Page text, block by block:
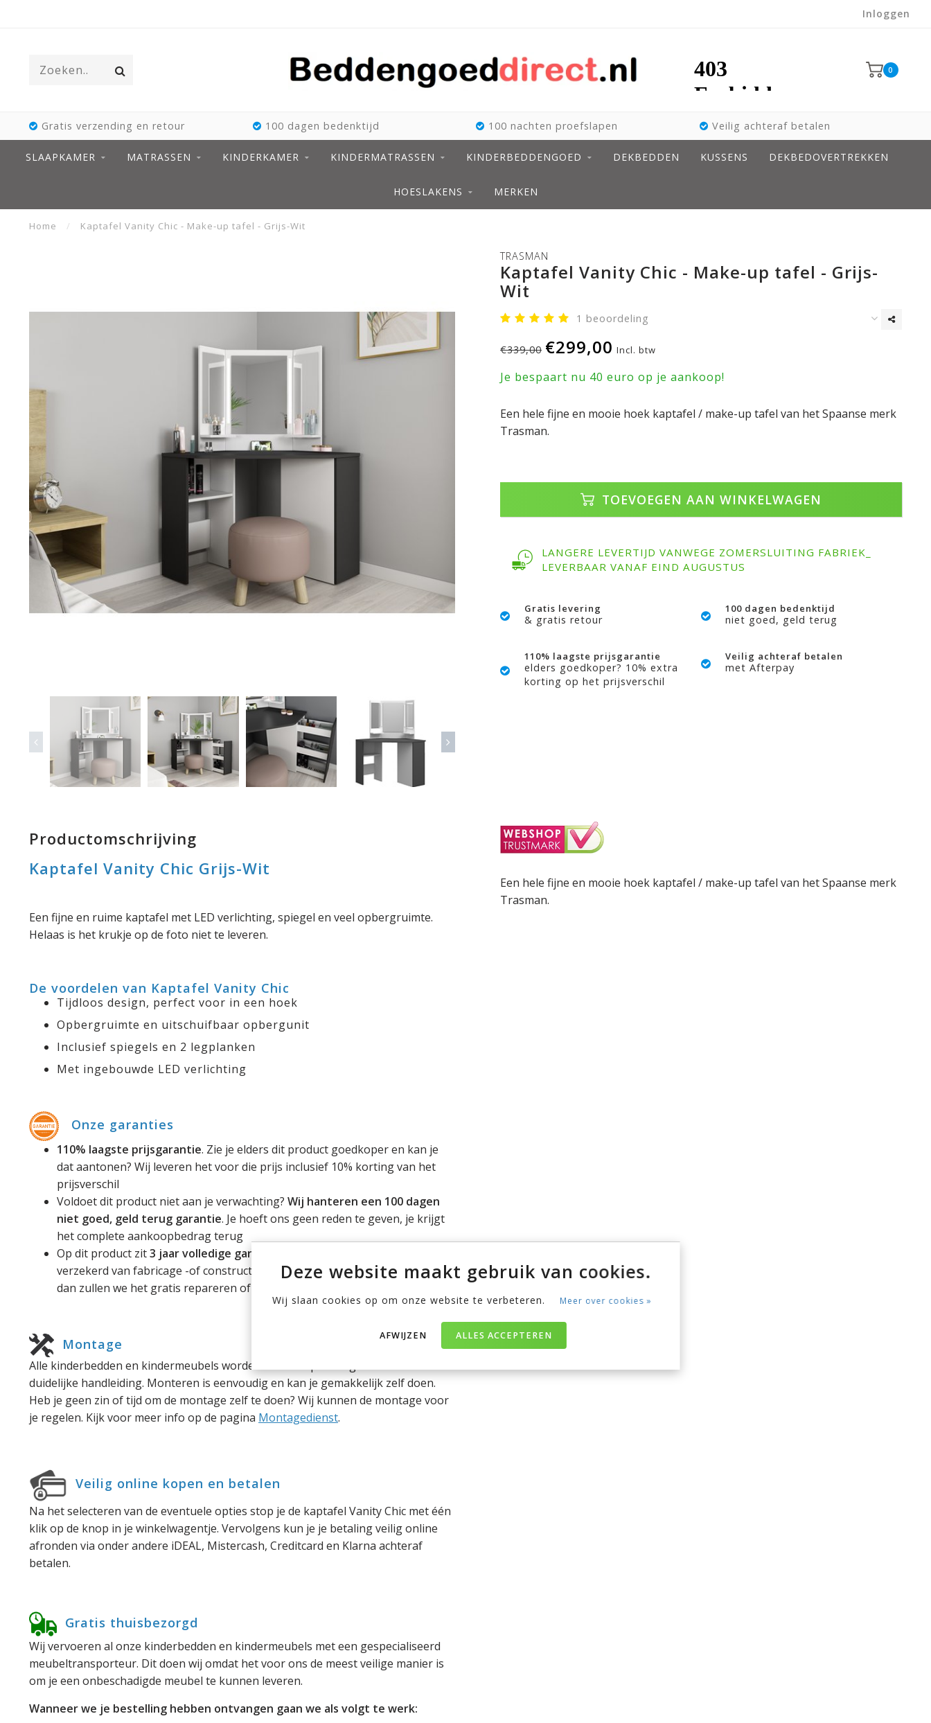
Inloggen
0
Gratis verzending en retour 100 dagen bedenktijd 100 nachten proefslapen Veilig achteraf betalen
SLAAPKAMER MATRASSEN KINDERKAMER KINDERMATRASSEN KINDERBEDDENGOED DEKBEDDEN KUSSENS DEKBEDOVERTREKKEN
HOESLAKENS MERKEN
Home / Kaptafel Vanity Chic - Make-up tafel - Grijs-Wit
TRASMAN
Kaptafel Vanity Chic - Make-up tafel - Grijs-
Wit
1 beoordeling
€339,00 €299,00 Incl. btw
Je bespaart nu 40 euro op je aankoop!
Een hele fijne en mooie hoek kaptafel / make-up tafel van het Spaanse merk
Trasman.
TOEVOEGEN AAN WINKELWAGEN
LANGERE LEVERTIJD VANWEGE ZOMERSLUITING FABRIEK_
LEVERBAAR VANAF EIND AUGUSTUS
Gratis levering
& gratis retour
100 dagen bedenktijd
niet goed, geld terug
110% laagste prijsgarantie
elders goedkoper? 10% extra
korting op het prijsverschil
Veilig achteraf betalen
met Afterpay
Productomschrijving
Kaptafel Vanity Chic Grijs-Wit
Een fijne en ruime kaptafel met LED verlichting, spiegel en veel opbergruimte.
Helaas is het krukje op de foto niet te leveren.
De voordelen van Kaptafel Vanity Chic
Tijdloos design, perfect voor in een hoek
Opbergruimte en uitschuifbaar opbergunit
Inclusief spiegels en 2 legplanken
Met ingebouwde LED verlichting
Onze garanties
110% laagste prijsgarantie. Zie je elders dit product goedkoper en kan je
dat aantonen? Wij leveren het voor die prijs inclusief 10% korting van het
prijsverschil
Voldoet dit product niet aan je verwachting? Wij hanteren een 100 dagen
niet goed, geld terug garantie. Je hoeft ons geen reden te geven, je krijgt
het complete aankoopbedrag terug
Op dit product zit3 jaar volledige garantie
verzekerd van fabricage -of constructiefouten. Mocht er een gebrek zijn,
dan zullen we het gratis repareren of vervangen door een nieuw exemplaar
Montage
Alle kinderbedden en kindermeubels worden als bouwpakket geleverd met een
duidelijke handleiding. Monteren is eenvoudig en kan je gemakkelijk zelf doen.
Heb je geen zin of tijd om de montage zelf te doen? Wij kunnen de montage voor
je regelen. Kijk voor meer info op de pagina Montagedienst.
Veilig online kopen en betalen
Na het selecteren van de eventuele opties stop je de kaptafel Vanity Chic met één
klik op de knop in je winkelwagentje. Vervolgens kun je je betaling veilig online
afronden via onder andere iDEAL, Mistercash, Creditcard en Klarna achteraf
betalen.
Gratis thuisbezorgd
Wij vervoeren al onze kinderbedden en kindermeubels met een gespecialiseerd
meubeltransporteur. Dit doen wij omdat het voor ons de meest veilige manier is
om je een onbeschadigde meubel te kunnen leveren.
Wanneer we je bestelling hebben ontvangen gaan we als volgt te werk:
Een hele fijne en mooie hoek kaptafel / make-up tafel van het Spaanse merk
Trasman.
Deze website maakt gebruik van cookies.
Wij slaan cookies op om onze website te verbeteren. Meer over cookies »
ALLES ACCEPTEREN
AFWIJZEN